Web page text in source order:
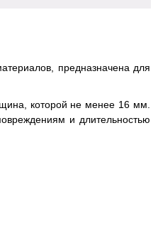
предназначена для
которой не менее 16 мм.
и длительностью